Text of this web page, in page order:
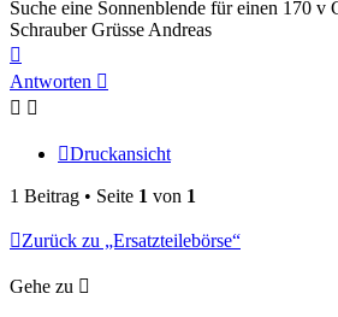
Suche eine Sonnenblende für einen 170
Schrauber Grüsse Andreas
oben
Antworten
Druckansicht
1 Beitrag • Seite 1 von 1
Zurück zu „Ersatzteilebörse“
Gehe zu